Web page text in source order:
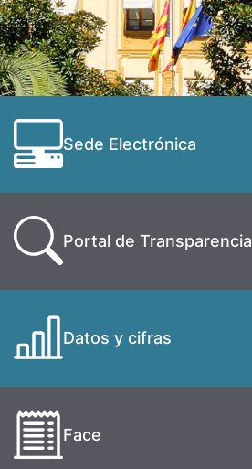
Sede Electrónica
Portal de Transparencia
Datos y cifras
Face